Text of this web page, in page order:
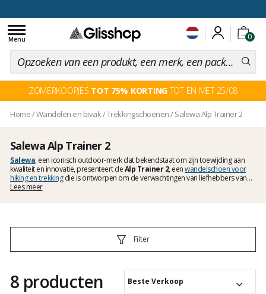
0
Toggle
navigation
Menu
ZOMERKOOPJES TOT 75% KORTINGTOT EN MET 25/08
Home/Wandelen en bivak/Trekkingschoenen/Salewa Alp Trainer 2
Salewa Alp Trainer 2
Salewa, een iconisch outdoor-merk dat bekendstaat om zijn toewijding aan
kwaliteit en innovatie, presenteert deAlp Trainer 2, eenwandelschoen voor
hiking en trekkingdie is ontworpen om de verwachtingen van liefhebbers van
deze disciplines te overtreffen. Dit model belichaamt perfect de evolutie van het
Lees meer
Filter
8 producten Beste Verkoop